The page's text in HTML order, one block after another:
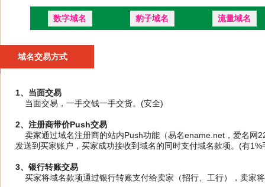
数字域名 豹子域名 流量域名
域名交易方式
1、当面交易
当面交易，一手交钱一手交货。(安全)
2、注册商带价Push交易
卖家通过域名注册商的站内Push功能（易名ename.net，爱名网
发送到买家账户，买家成功接收到域名的同时支付域名款项。(有
3、银行转账交易
买家将域名款项通过银行转账支付给卖家（招行、工行），卖家